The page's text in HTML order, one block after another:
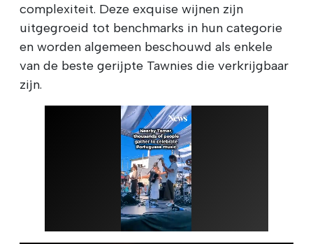
complexiteit. Deze exquise wijnen zijn
uitgegroeid tot benchmarks in hun categorie
en worden algemeen beschouwd als enkele
van de beste gerijpte Tawnies die verkrijgbaar
zijn.